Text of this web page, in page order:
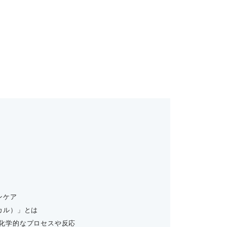
ケア
）」とは
学的なプロセスや反応